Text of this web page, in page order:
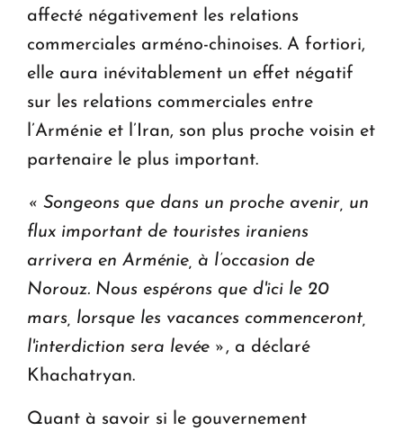
affecté négativement les relations
commerciales arméno-chinoises. A fortiori,
elle aura inévitablement un effet négatif
sur les relations commerciales entre
l’Arménie et l’Iran, son plus proche voisin et
partenaire le plus important.
« Songeons que dans un proche avenir, un
flux important de touristes iraniens
arrivera en Arménie, à l’occasion de
Norouz. Nous espérons que d'ici le 20
mars, lorsque les vacances commenceront,
l'interdiction sera levée » , a déclaré
Khachatryan.
Quant à savoir si le gouvernement